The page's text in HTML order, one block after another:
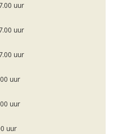
uur
uur
uur
uur
uur
uur